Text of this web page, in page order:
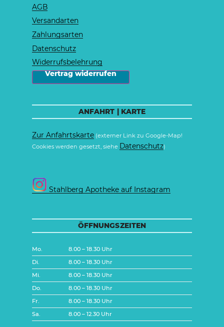
AGB
Versandarten
Zahlungsarten
Datenschutz
Widerrufsbelehrung
Vertrag widerrufen
ANFAHRT | KARTE
Zur Anfahrtskarte(externer Link zu Google-Map!
Cookies werden gesetzt, siehe Datenschutz)
Stahlberg Apotheke auf Instagram
ÖFFNUNGSZEITEN
Mo.
8.00 – 18.30 Uhr
Di.
8.00 – 18.30 Uhr
Mi.
8.00 – 18.30 Uhr
Do.
8.00 – 18.30 Uhr
Fr.
8.00 – 18.30 Uhr
Sa.
8.00 – 12.30 Uhr